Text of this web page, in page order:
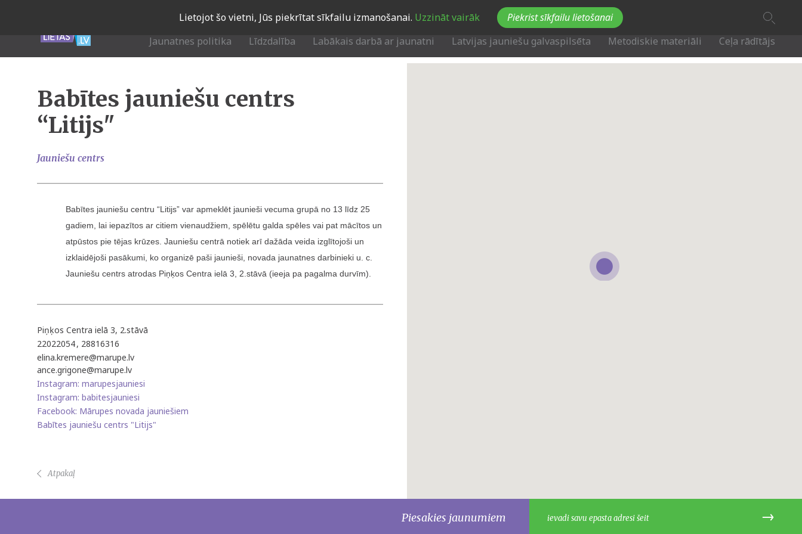
Lietojot šo vietni, Jūs piekrītat sīkfailu izmanošanai. Uzzināt vairāk Piekrist sīkfailu lietošanai
Jaunatnes politika Līdzdalība Labākais darbā ar jaunatni Latvijas jauniešu galvaspilsēta Metodiskie materiāli Ceļa rādītājs
Babītes jauniešu centrs
“Litijs"
Jauniešu centrs
Babītes jauniešu centru “Litijs” var apmeklēt jaunieši vecuma grupā no 13 līdz 25
gadiem, lai iepazītos ar citiem vienaudžiem, spēlētu galda spēles vai pat mācītos un
atpūstos pie tējas krūzes. Jauniešu centrā notiek arī dažāda veida izglītojoši un
izklaidējoši pasākumi, ko organizē paši jaunieši, novada jaunatnes darbinieki u. c.
Jauniešu centrs atrodas Piņķos Centra ielā 3, 2.stāvā (ieeja pa pagalma durvīm).
Piņķos Centra ielā 3, 2.stāvā
22022054, 28816316
elina.kremere@marupe.lv
ance.grigone@marupe.lv
Instagram: marupesjauniesi
Instagram: babitesjauniesi
Facebook: Mārupes novada jauniešiem
Babītes jauniešu centrs "Litijs"
Atpakaļ
Piesakies jaunumiem